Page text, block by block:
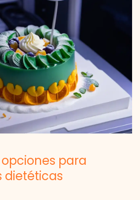
para
dietéticas